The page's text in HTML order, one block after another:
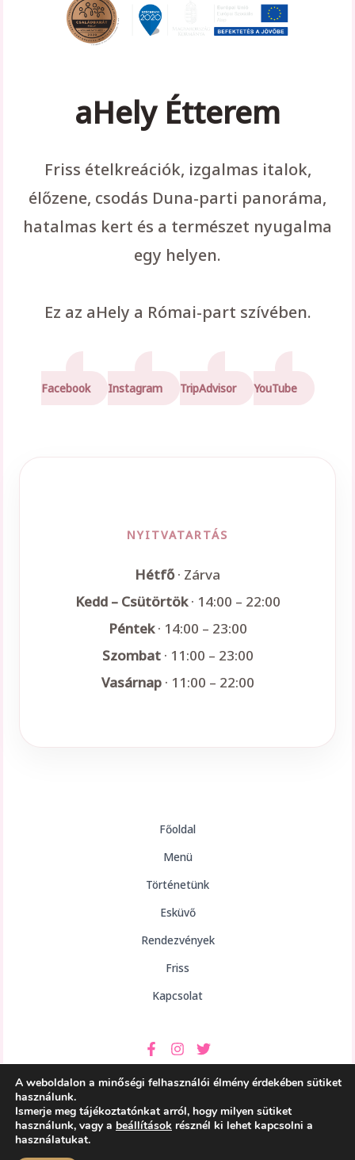
aHely Étterem
Friss ételkreációk, izgalmas italok,
élőzene, csodás Duna-parti panoráma,
hatalmas kert és a természet nyugalma
egy helyen.
Ez az aHely a Római-part szívében.
Facebook Instagram TripAdvisor YouTube
NYITVATARTÁS
Hétfő· Zárva
Kedd – Csütörtök· 14:00 – 22:00
Péntek· 14:00 – 23:00
Szombat· 11:00 – 23:00
Vasárnap· 11:00 – 22:00
Főoldal
Menü
Történetünk
Esküvő
Rendezvények
Friss
Kapcsolat
Copyright © 2026 aHely Étterem
A weboldalon a minőségi felhasználói élmény érdekében sütiket
használunk.
Ismerje meg tájékoztatónkat arról, hogy milyen sütiket
használunk, vagy a beállítások résznél ki lehet kapcsolni a
használatukat.